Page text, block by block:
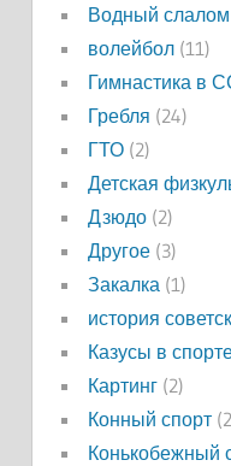
Водный слалом
волейбол(11)
Гимнастика в
Гребля (24)
ГТО(2)
Детская
Дзюдо(2)
Другое(3)
Закалка (1)
история
Казусы в
Картинг(2)
Конный спорт
Конькобежный